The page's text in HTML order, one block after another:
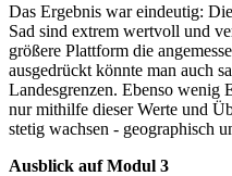
Das Ergebnis war eindeutig:
Sad sind extrem wertvoll und
größere Plattform die
ausgedrückt könnte man auch
Landesgrenzen. Ebenso wenig
nur mithilfe dieser Werte und
stetig wachsen - geographisch
Ausblick auf Modul 3